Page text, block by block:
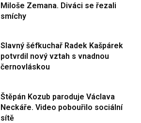
Miloše Zemana. Diváci se řezali
smíchy
Slavný šéfkuchař Radek Kašpárek
potvrdil nový vztah s vnadnou
černovláskou
Štěpán Kozub paroduje Václava
Neckáře. Video pobouřilo sociální
sítě